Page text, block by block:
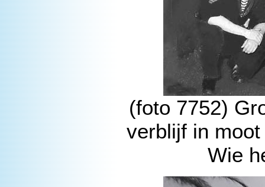
(foto 7752)
verblijf in
Wie